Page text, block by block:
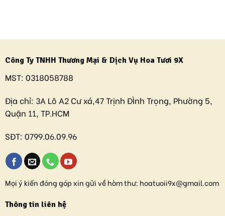
Công Ty TNHH Thương Mại & Dịch Vụ Hoa Tươi 9X
MST: 0318058788
Địa chỉ: 3A Lô A2 Cư xá,47 Trịnh ĐÌnh Trọng, Phường 5,
Quận 11, TP.HCM
SĐT: 0799.06.09.96
Mọi ý kiến đóng góp xin gửi về hòm thư: hoatuoii9x@gmail.com
Thông tin liên hệ